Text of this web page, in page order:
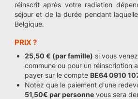
réinscrit après votre radiation
séjour et de la durée pendant
Belgique.
PRIX ?
25,50 € (par famille) si vous
commune ou pour un réinscription
payer sur le compte BE64 0910
Notez que le paiement d'une
51,50€ par personne vous sera